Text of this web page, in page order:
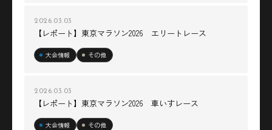
2026.03.03
【レポート】東京マラソン2026 エリートレース
大会情報 その他
2026.03.03
【レポート】東京マラソン2026 車いすレース
大会情報 その他